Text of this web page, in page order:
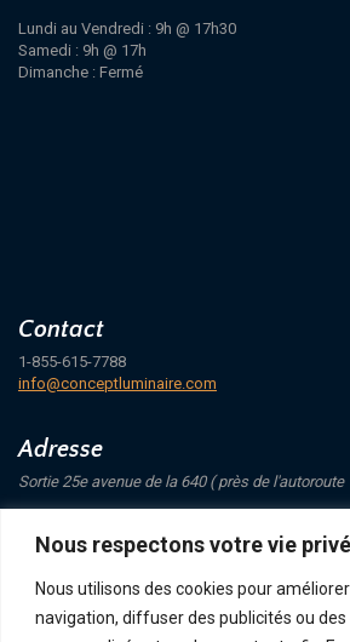
Nous respectons votre vie
Nous utilisons des cookies pour
navigation, diffuser des publicités ou
Lundi au Vendredi : 9h @ 17h30
Samedi : 9h @ 17h
Dimanche : Fermé
Contact
1-855-615-7788
info@conceptluminaire.com
Adresse
Sortie 25e avenue de la 640 ( près de l'autoroute
Saint-Eustache